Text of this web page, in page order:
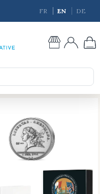
FR EN DE